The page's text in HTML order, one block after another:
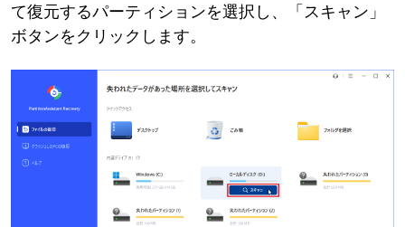
て復元するパーティションを選択し、「スキャン」
ボタンをクリックします。